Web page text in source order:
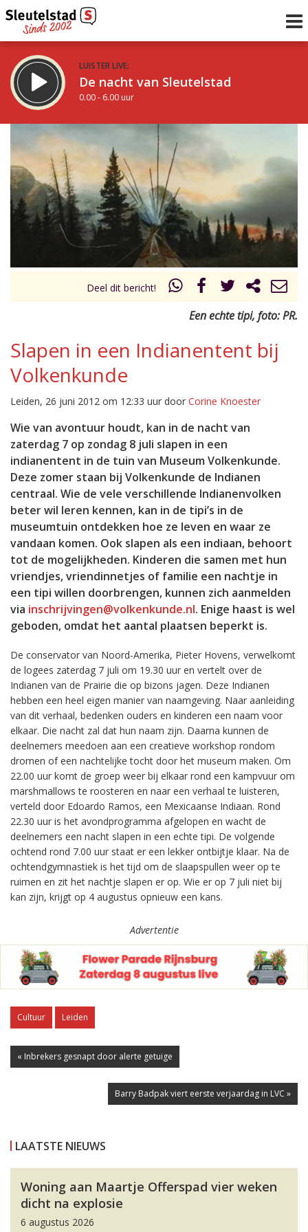
LUISTER LIVE:
De nacht van Sleutelstad
0.00 - 6.00 uur
De ochtend van Sleutelstad
6.00 - 12.00 uur
Vorig uur
uur 1 van 0 Volgend uur
Inklappen
Deel dit bericht!
Een echte tipi, foto: PR.
Slapen in een Indianentent bij
Volkenkunde
Leiden, 26 juni 2012 om 12:33 uur door Corine Knoester
Wie van avontuur houdt, kan in de nacht van
zaterdag 7 op zondag 8 juli slapen in een
indianentent in de tuin van Museum Volkenkunde.
Deze zomer staan bij Volkenkunde de Indianen
centraal. Wie de vele verschillende Indianenvolken
beter wil leren kennen, kan in de tipi’s in de
museumtuin ontdekken hoe ze leven en waar ze
vandaan komen. Ook slapen als een indiaan, behoort
tot de mogelijkheden. Kinderen die samen met hun
vriendjes, vriendinnetjes of familie een nachtje in
een tipi willen doorbrengen, kunnen zich aanmelden
via inschrijvingen@volkenkunde.nl. Enige haast is wel
geboden, omdat het aantal plaatsen beperkt is.
De conservator van Noord-Amerika, Pieter Hovens, verwelkomt
de logees zaterdag 7 juli om 19.30 uur en vertelt over de
Indianen van de Prairie die op bizons jagen. Deze Indianen
hebben een heel eigen manier van naamgeving. Naar aanleiding
van dit verhaal, bedenken ouders en kinderen een naam voor
elkaar. Die nacht zal dat hun naam zijn. Daarna kunnen de
deelnemers meedoen aan een creatieve workshop rondom
dromen of een nachtelijke tocht door het museum maken. Om
22.00 uur komt de groep weer bij elkaar rond een kampvuur om
marshmallows te roosteren en naar een verhaal te luisteren,
verteld door Edoardo Ramos, een Mexicaanse Indiaan. Rond
22.30 uur is het avondprogramma afgelopen en wacht de
deelnemers een nacht slapen in een echte tipi. De volgende
ochtend rond 7.00 uur staat er een lekker ontbijtje klaar. Na de
ochtendgymnastiek is het tijd om de slaapspullen weer op te
ruimen en zit het nachtje slapen er op. Wie er op 7 juli niet bij
kan zijn, krijgt op 4 augustus opnieuw een kans.
Advertentie
Cultuur Leiden
« Inbrekers gesnapt door alerte getuige
Barry Badpak viert eerste verjaardag in LVC »
LAATSTE NIEUWS
Woning aan Maartje Offerspad vier weken
dicht na explosie
6 augustus 2026